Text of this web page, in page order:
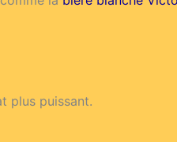
plus puissant.